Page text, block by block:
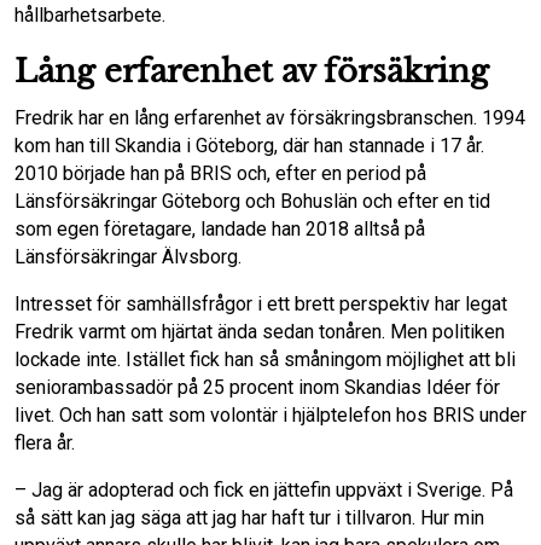
hållbarhetsarbete.
Lång erfarenhet av försäkring
Fredrik har en lång erfarenhet av försäkringsbranschen. 1994
kom han till Skandia i Göteborg, där han stannade i 17 år.
2010 började han på BRIS och, efter en period på
Länsförsäkringar Göteborg och Bohuslän och efter en tid
som egen företagare, landade han 2018 alltså på
Länsförsäkringar Älvsborg.
Intresset för samhällsfrågor i ett brett perspektiv har legat
Fredrik varmt om hjärtat ända sedan tonåren. Men politiken
lockade inte. Istället fick han så småningom möjlighet att bli
seniorambassadör på 25 procent inom Skandias Idéer för
livet. Och han satt som volontär i hjälptelefon hos BRIS under
flera år.
– Jag är adopterad och fick en jättefin uppväxt i Sverige. På
så sätt kan jag säga att jag har haft tur i tillvaron. Hur min